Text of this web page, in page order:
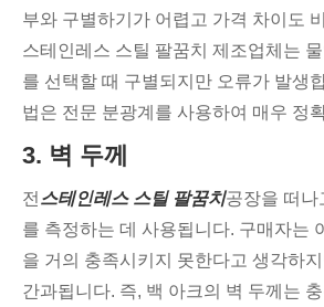
부와 구별하기가 어렵고 가격 차이도
스테인레스 스틸 팔꿈치 제조업체는
를 선택할 때 구별되지만 오류가 발생
법은 전문 분광계를 사용하여 매우 정
3. 벽 두께
전 스테인레스 스틸 팔꿈치공장을 떠나
를 측정하는 데 사용됩니다. 구매자는
을 거의 충족시키지 못한다고 생각하지
간과됩니다. 즉, 백 아크의 벽 두께는